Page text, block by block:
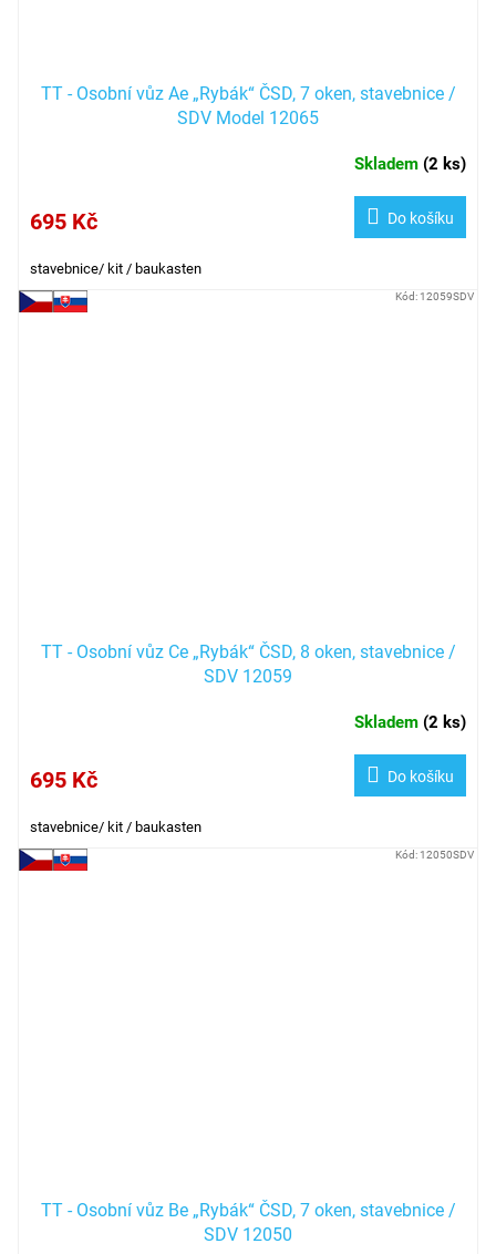
TT - Osobní vůz Ae „Rybák“ ČSD, 7 oken, stavebnice /
SDV Model 12065
Skladem (2 ks)
695 Kč Do košíku
stavebnice/ kit / baukasten
TT - Osobní vůz Ce „Rybák“ ČSD, 8 oken, stavebnice /
SDV 12059
Skladem (2 ks)
695 Kč Do košíku
stavebnice/ kit / baukasten
Kód: 12059SDV
TT - Osobní vůz Be „Rybák“ ČSD, 7 oken, stavebnice /
SDV 12050
Kód: 12050SDV